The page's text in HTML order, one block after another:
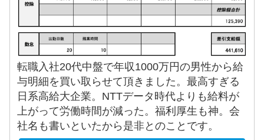
転職入社20代中盤で年収1000万円の男性から給
与明細を買い取らせて頂きました。最高すぎる
日系高給大企業。NTTデータ時代よりも給料が
上がって労働時間が減った。福利厚生も神。会
社名も書いといたから是非とのことです。